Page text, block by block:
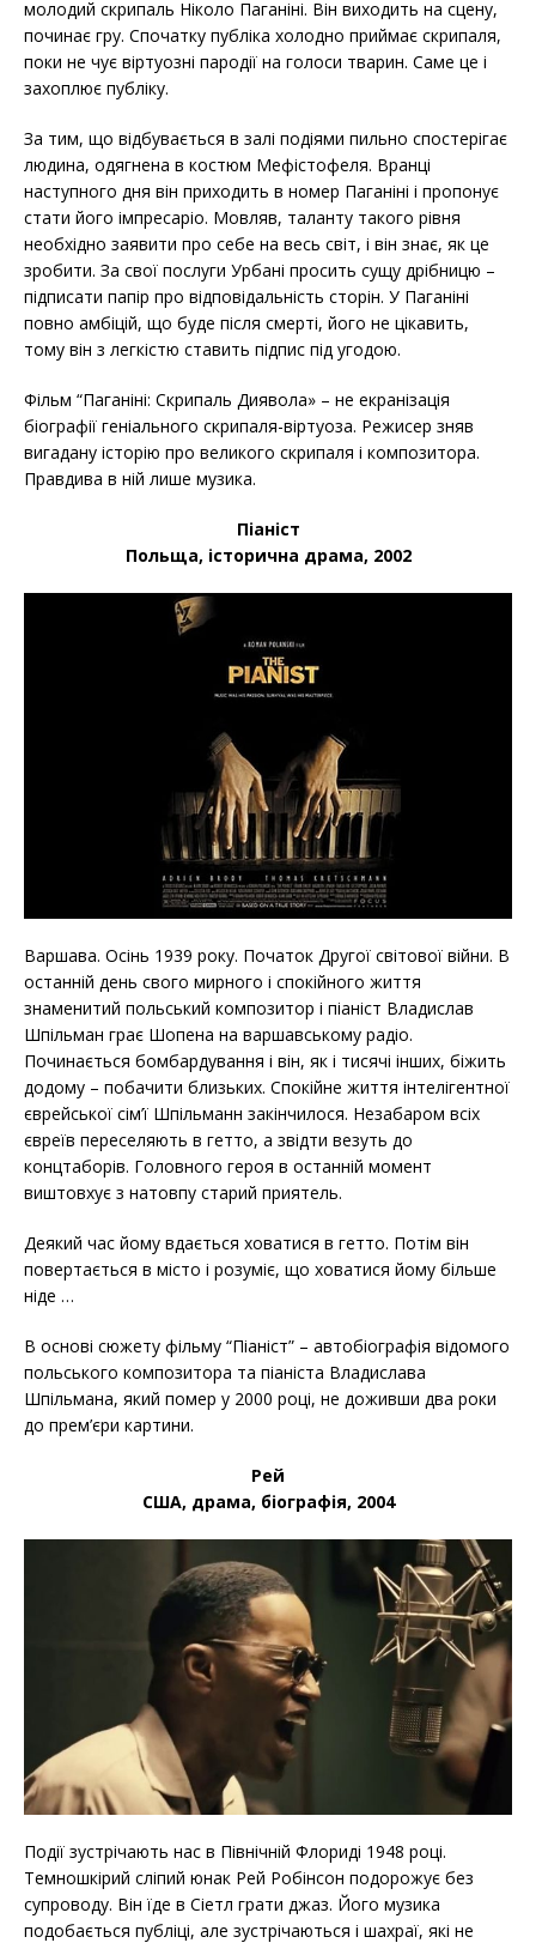
молодий скрипаль Ніколо Паганіні. Він виходить на сцену,
починає гру. Спочатку публіка холодно приймає скрипаля,
поки не чує віртуозні пародії на голоси тварин. Саме це і
захоплює публіку.
За тим, що відбувається в залі подіями пильно спостерігає
людина, одягнена в костюм Мефістофеля. Вранці
наступного дня він приходить в номер Паганіні і пропонує
стати його імпресаріо. Мовляв, таланту такого рівня
необхідно заявити про себе на весь світ, і він знає, як це
зробити. За свої послуги Урбані просить сущу дрібницю –
підписати папір про відповідальність сторін. У Паганіні
повно амбіцій, що буде після смерті, його не цікавить,
тому він з легкістю ставить підпис під угодою.
Фільм “Паганіні: Скрипаль Диявола» – не екранізація
біографії геніального скрипаля-віртуоза. Режисер зняв
вигадану історію про великого скрипаля і композитора.
Правдива в ній лише музика.
Піаніст
Польща, історична драма, 2002
Варшава. Осінь 1939 року. Початок Другої світової війни. В
останній день свого мирного і спокійного життя
знаменитий польський композитор і піаніст Владислав
Шпільман грає Шопена на варшавському радіо.
Починається бомбардування і він, як і тисячі інших, біжить
додому – побачити близьких. Спокійне життя інтелігентної
єврейської сім’ї Шпільманн закінчилося. Незабаром всіх
євреїв переселяють в гетто, а звідти везуть до
концтаборів. Головного героя в останній момент
виштовхує з натовпу старий приятель.
Деякий час йому вдається ховатися в гетто. Потім він
повертається в місто і розуміє, що ховатися йому більше
ніде …
В основі сюжету фільму “Піаніст” – автобіографія відомого
польського композитора та піаніста Владислава
Шпільмана, який помер у 2000 році, не доживши два роки
до прем’єри картини.
Рей
США, драма, біографія, 2004
Події зустрічають нас в Північній Флориді 1948 році.
Темношкірий сліпий юнак Рей Робінсон подорожує без
супроводу. Він їде в Сіетл грати джаз. Його музика
подобається публіці, але зустрічаються і шахраї, які не